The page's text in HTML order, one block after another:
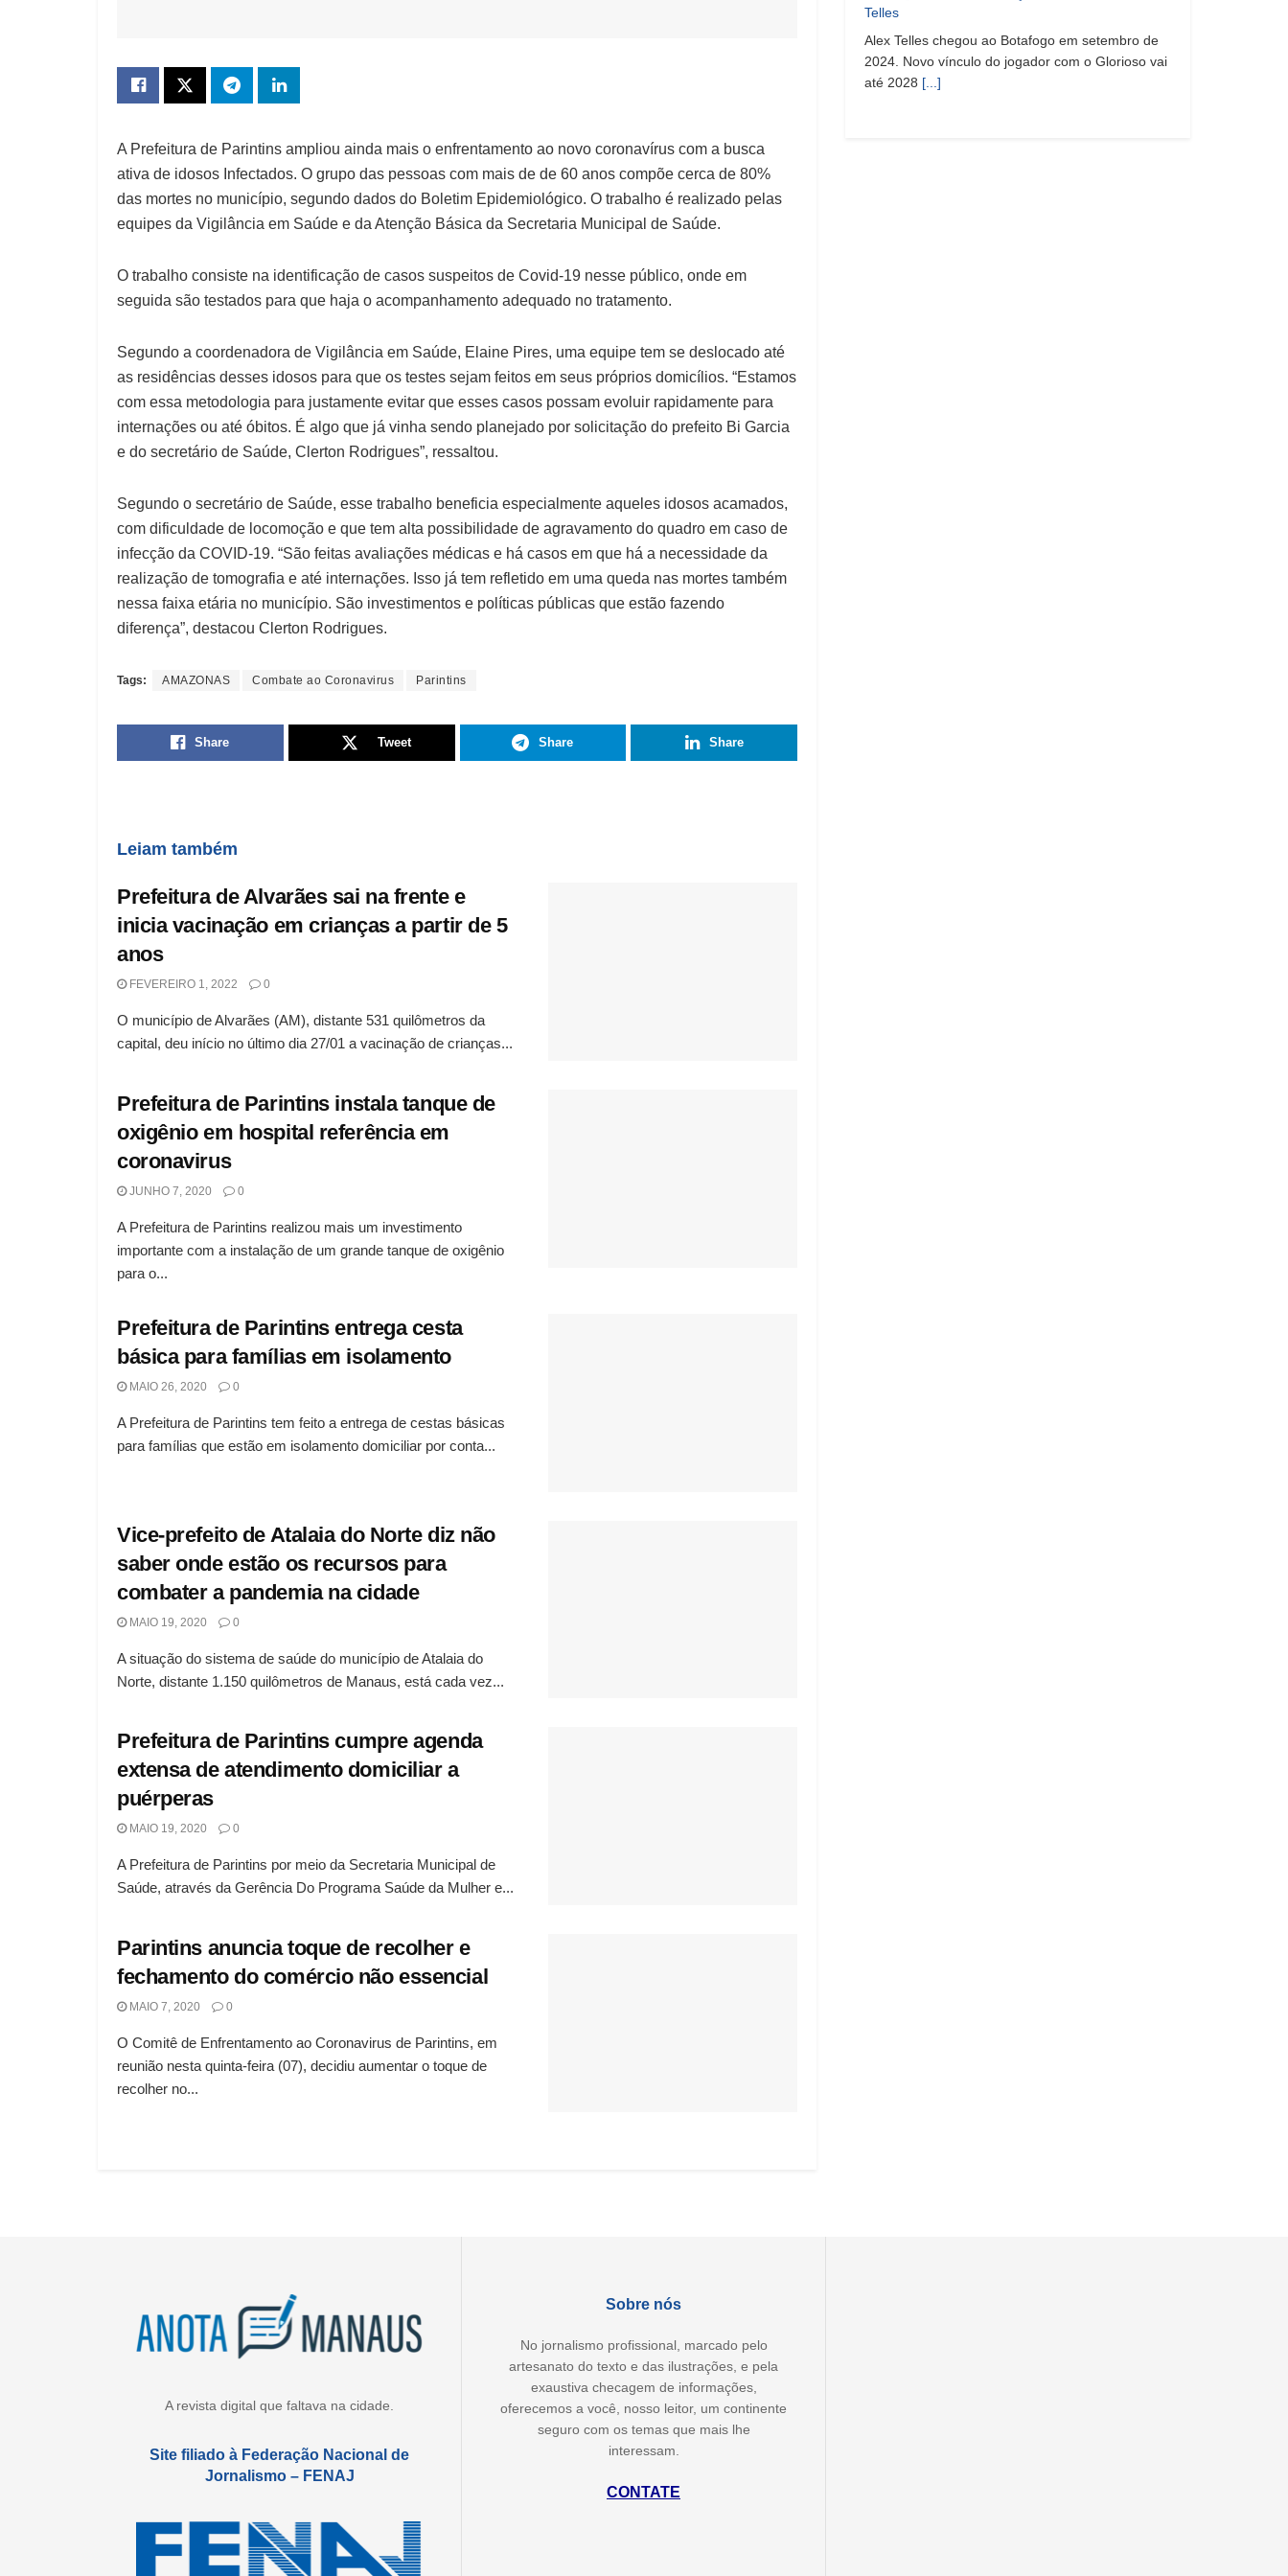
A Prefeitura de Parintins ampliou ainda mais o enfrentamento ao novo coronavírus com a busca
ativa de idosos Infectados. O grupo das pessoas com mais de de 60 anos compõe cerca de 80%
das mortes no município, segundo dados do Boletim Epidemiológico. O trabalho é realizado pelas
equipes da Vigilância em Saúde e da Atenção Básica da Secretaria Municipal de Saúde.
O trabalho consiste na identificação de casos suspeitos de Covid-19 nesse público, onde em
seguida são testados para que haja o acompanhamento adequado no tratamento.
Segundo a coordenadora de Vigilância em Saúde, Elaine Pires, uma equipe tem se deslocado até
as residências desses idosos para que os testes sejam feitos em seus próprios domicílios. “Estamos
com essa metodologia para justamente evitar que esses casos possam evoluir rapidamente para
internações ou até óbitos. É algo que já vinha sendo planejado por solicitação do prefeito Bi Garcia
e do secretário de Saúde, Clerton Rodrigues”, ressaltou.
Segundo o secretário de Saúde, esse trabalho beneficia especialmente aqueles idosos acamados,
com dificuldade de locomoção e que tem alta possibilidade de agravamento do quadro em caso de
infecção da COVID-19. “São feitas avaliações médicas e há casos em que há a necessidade da
realização de tomografia e até internações. Isso já tem refletido em uma queda nas mortes também
nessa faixa etária no município. São investimentos e políticas públicas que estão fazendo
diferença”, destacou Clerton Rodrigues.
Tags: AMAZONAS Combate ao Coronavirus Parintins
Share Tweet Share Share
Leiam também
Prefeitura de Alvarães sai na frente e
inicia vacinação em crianças a partir de 5
anos
FEVEREIRO 1, 2022 0
O município de Alvarães (AM), distante 531 quilômetros da
capital, deu início no último dia 27/01 a vacinação de crianças...
Prefeitura de Parintins instala tanque de
oxigênio em hospital referência em
coronavirus
JUNHO 7, 2020 0
A Prefeitura de Parintins realizou mais um investimento
importante com a instalação de um grande tanque de oxigênio
para o...
Prefeitura de Parintins entrega cesta
básica para famílias em isolamento
MAIO 26, 2020 0
A Prefeitura de Parintins tem feito a entrega de cestas básicas
para famílias que estão em isolamento domiciliar por conta...
Vice-prefeito de Atalaia do Norte diz não
saber onde estão os recursos para
combater a pandemia na cidade
MAIO 19, 2020 0
A situação do sistema de saúde do município de Atalaia do
Norte, distante 1.150 quilômetros de Manaus, está cada vez...
Prefeitura de Parintins cumpre agenda
extensa de atendimento domiciliar a
puérperas
MAIO 19, 2020 0
A Prefeitura de Parintins por meio da Secretaria Municipal de
Saúde, através da Gerência Do Programa Saúde da Mulher e...
Parintins anuncia toque de recolher e
fechamento do comércio não essencial
MAIO 7, 2020 0
O Comitê de Enfrentamento ao Coronavirus de Parintins, em
reunião nesta quinta-feira (07), decidiu aumentar o toque de
recolher no...
Telles
Alex Telles chegou ao Botafogo em setembro de
2024. Novo vínculo do jogador com o Glorioso vai
até 2028 [...]
A revista digital que faltava na cidade.
Site filiado à Federação Nacional de
Jornalismo – FENAJ
Sobre nós
No jornalismo profissional, marcado pelo
artesanato do texto e das ilustrações, e pela
exaustiva checagem de informações,
oferecemos a você, nosso leitor, um continente
seguro com os temas que mais lhe
interessam.
CONTATE